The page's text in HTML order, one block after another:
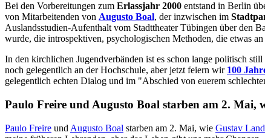
Bei den Vorbereitungen zum Erlassjahr 2000 entstand in Berlin
von Mitarbeitenden von Augusto Boal, der inzwischen im
Auslandsstudien-Aufenthalt vom Stadttheater Tübingen über den
wurde, die introspektiven, psychologischen Methoden, die etwas
In den kirchlichen Jugendverbänden ist es schon lange politisch
noch gelegentlich an der Hochschule, aber jetzt feiern wir 100
gelegentlich echten Dialog und im "Abschied von euerem
Paulo Freire und Augusto Boal starben am 2. Mai,
Paulo Freire und Augusto Boal starben am 2. Mai, wie Gustav